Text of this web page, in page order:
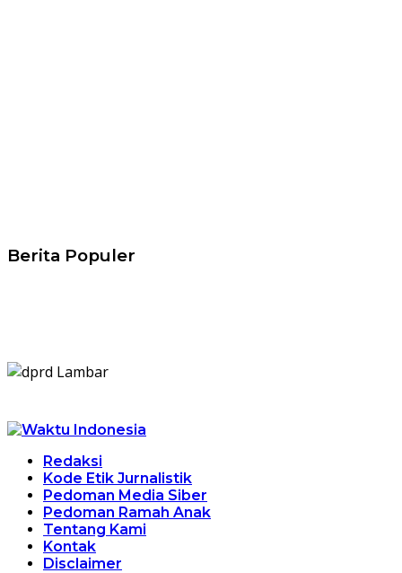
Berita Populer
Redaksi
Kode Etik Jurnalistik
Pedoman Media Siber
Pedoman Ramah Anak
Tentang Kami
Kontak
Disclaimer